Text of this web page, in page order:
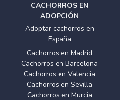
CACHORROS EN
ADOPCIÓN
Adoptar cachorros en
España
Cachorros en Madrid
Cachorros en Barcelona
Cachorros en Valencia
Cachorros en Sevilla
Cachorros en Murcia